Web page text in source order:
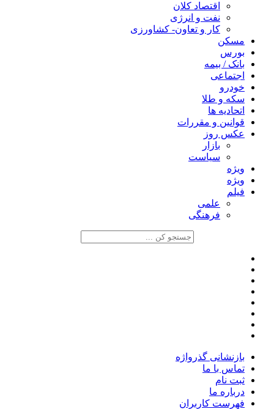
اقتصاد کلان
نفت و انرژی
کار و تعاون- کشاورزی
مسکن
بورس
بانک / بیمه
اجتماعی
خودرو
سکه و طلا
اتحادیه ها
قوانین و مقررات
عکس روز
بازار
سیاست
ویژه
ویژه
فیلم
علمی
فرهنگی
بازنشانی گذرواژه
تماس با ما
ثبت نام
درباره ما
فهرست کاربران